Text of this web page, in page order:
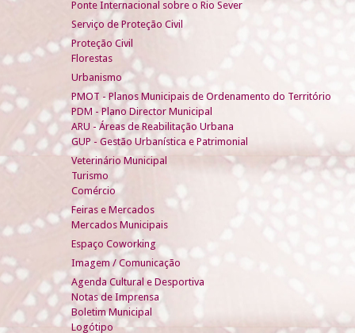
Ponte Internacional sobre o Rio Sever
Serviço de Proteção Civil
Proteção Civil
Florestas
Urbanismo
PMOT - Planos Municipais de Ordenamento do Território
PDM - Plano Director Municipal
ARU - Áreas de Reabilitação Urbana
GUP - Gestão Urbanística e Patrimonial
Veterinário Municipal
Turismo
Comércio
Feiras e Mercados
Mercados Municipais
Espaço Coworking
Imagem / Comunicação
Agenda Cultural e Desportiva
Notas de Imprensa
Boletim Municipal
Logótipo